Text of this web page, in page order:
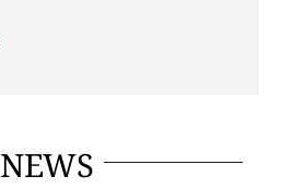
NEWS